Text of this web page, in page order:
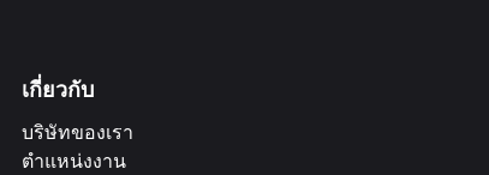
เกี่ยวกับ
บริษัทของเรา
ตำแหน่งงาน